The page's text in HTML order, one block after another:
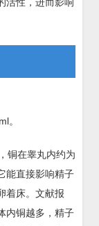
。
铜在睾丸内约为
能直接影响精子
着床。文献报
内铜越多，精子